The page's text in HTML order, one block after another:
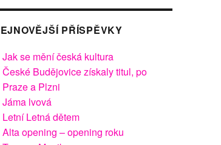
PŘÍSPĚVKY
Jak se mění česká kultura
České Budějovice získaly titul, po
Praze a Plzni
Jáma lvová
Letní Letná dětem
Alta opening – opening roku